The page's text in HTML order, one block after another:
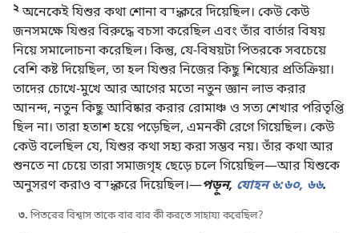
২অনেকেই যিশুর কথা শোনা বন্ধ করে দিয়েছিল। কেউ কেউ
জনসমক্ষে যিশুর বিরুদ্ধে বচসা করেছিল এবং তাঁর বার্তার বিষয়
নিয়ে সমালোচনা করেছিল। কিন্তু, যে-বিষয়টা পিতরকে সবচেয়ে
বেশি কষ্ট দিয়েছিল, তা হল যিশুর নিজের কিছু শিষ্যের প্রতিক্রিয়া।
তাদের চোখে-মুখে আর আগের মতো নতুন জ্ঞান লাভ করার
আনন্দ, নতুন কিছু আবিষ্কার করার রোমাঞ্চ ও সত্য শেখার পরিতৃপ্তি
ছিল না। তারা হতাশ হয়ে পড়েছিল, এমনকী রেগে গিয়েছিল। কেউ
কেউ বলেছিল যে, যিশুর কথা সহ্য করা সম্ভব নয়। তাঁর কথা আর
শুনতে না চেয়ে তারা সমাজগৃহ ছেড়ে চলে গিয়েছিল—আর যিশুকে
অনুসরণ করাও বন্ধ করে দিয়েছিল।—পড়ুন, যোহন ৬:৬০, ৬৬.
৩. পিতরের বিশ্বাস তাকে বার বার কী করতে সাহায্য করেছিল?